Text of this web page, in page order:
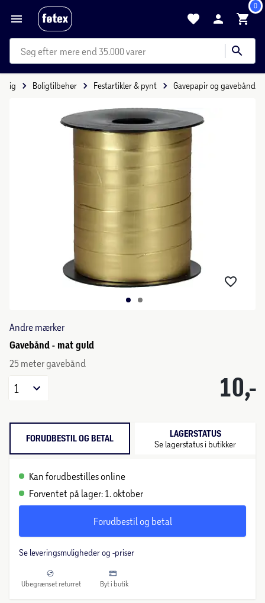
0
mere end 35.000 varer
Boligtilbehør Festartikler & pynt Gavepapir og gavebånd
Andre mærker
Gavebånd - mat guld
25 meter gavebånd
10,-
1
FORUDBESTIL OG BETAL LAGERSTATUS
Se lagerstatus i butikker
Kan forudbestilles online
Forventet på lager: 1. oktober
Forudbestil og betal
Se leveringsmuligheder og -priser
Ubegrænset returret Byt i butik